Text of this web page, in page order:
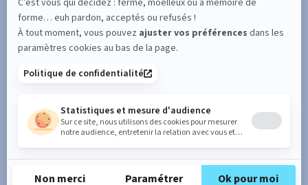
Entrez votre adresse email
S'inscrire
En cochant cette case, vous confirmez avoir plus de 16 ans et
acceptez de recevoir notre Newsletter incluant des informations
concernant les offres, services, produits ou évènements de Bultex
conformément à
notre politique de protection des données personnelles.
PRODUIT